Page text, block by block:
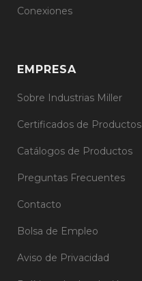
Conexiones
EMPRESA
Sobre Industrias Miller
Certificados de Productos
Catálogos de Productos
Preguntas Frecuentes
Contacto
Bolsa de Empleo
Aviso de Privacidad